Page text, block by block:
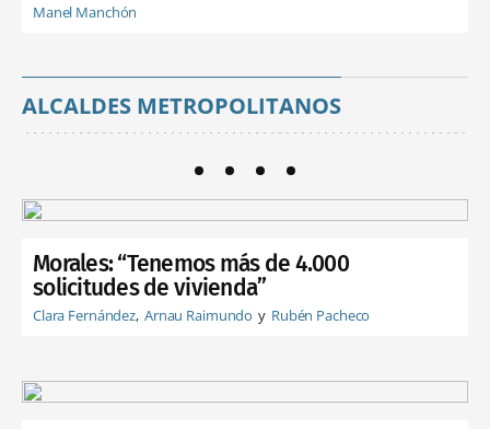
Manel Manchón
ALCALDES METROPOLITANOS
Morales: “Tenemos más de 4.000
solicitudes de vivienda”
Clara Fernández Arnau Raimundo Rubén Pacheco